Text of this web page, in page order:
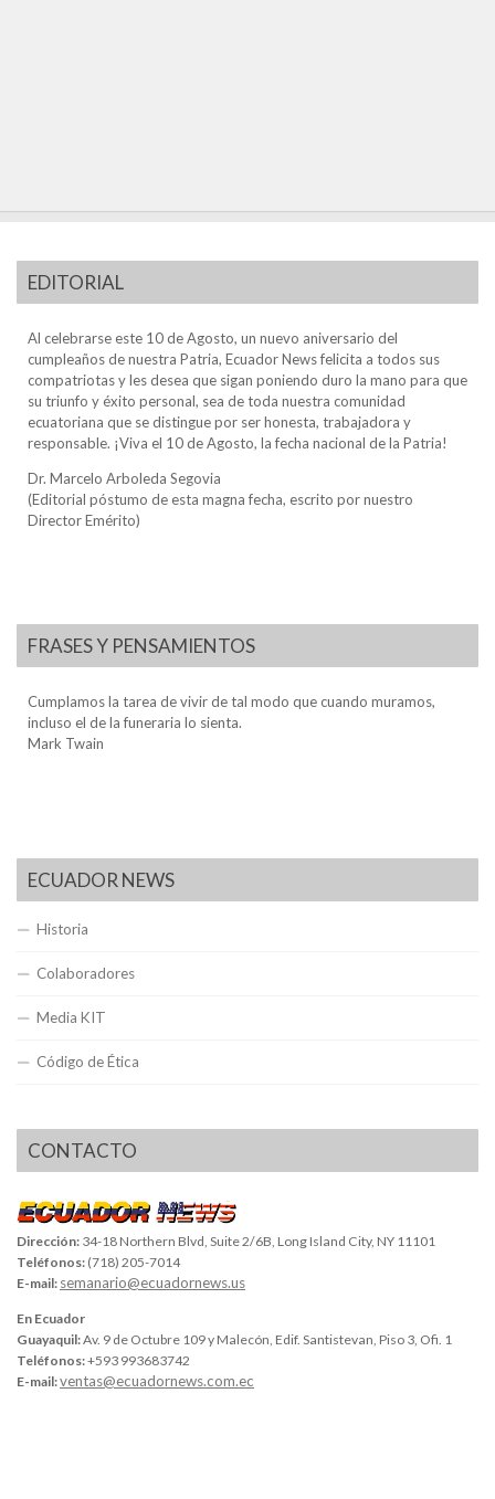
EDITORIAL
Al celebrarse este 10 de Agosto, un nuevo aniversario del
cumpleaños de nuestra Patria, Ecuador News felicita a todos sus
compatriotas y les desea que sigan poniendo duro la mano para que
su triunfo y éxito personal, sea de toda nuestra comunidad
ecuatoriana que se distingue por ser honesta, trabajadora y
responsable. ¡Viva el 10 de Agosto, la fecha nacional de la Patria!
Dr. Marcelo Arboleda Segovia
(Editorial póstumo de esta magna fecha, escrito por nuestro
Director Emérito)
FRASES Y PENSAMIENTOS
Cumplamos la tarea de vivir de tal modo que cuando muramos,
incluso el de la funeraria lo sienta.
Mark Twain
ECUADOR NEWS
Historia
Colaboradores
Media KIT
Código de Ética
CONTACTO
Dirección: 34-18 Northern Blvd, Suite 2/6B, Long Island City, NY 11101
Teléfonos: (718) 205-7014
E-mail: semanario@ecuadornews.us
En Ecuador
Guayaquil:Av. 9 de Octubre 109 y Malecón, Edif. Santistevan, Piso 3, Ofi. 1
Teléfonos:+593 993683742
E-mail:ventas@ecuadornews.com.ec